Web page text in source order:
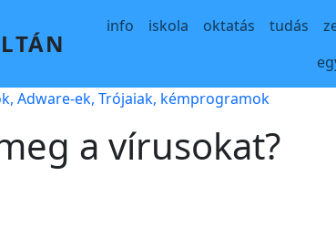
Main navigation
info iskola oktatás tudás
Adware-ek, Trójaiak, kémprogramok
a vírusokat?